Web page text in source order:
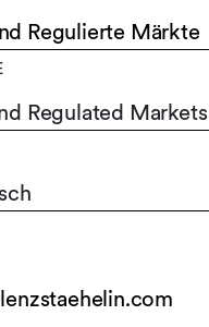
Regulierte Märkte
Regulated Markets